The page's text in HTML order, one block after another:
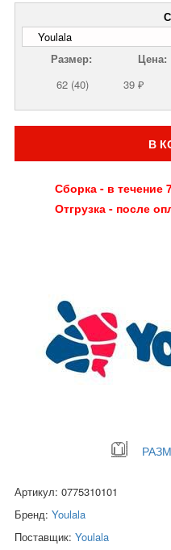
Размер: Цена:
62 (40)
39 ₽
В
Сборка - в течение
Отгрузка - после
Артикул: 0775310101
Бренд: Youlala
Поставщик: Youlala